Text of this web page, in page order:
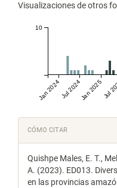
Visualizaciones de otros
Jan 2024Jul 2024Jan 2025Jul
10
Detalles
del
artículo
CÓMO CITAR
Quishpe Males, E. T.,
A. (2023). ED013.
en las provincias